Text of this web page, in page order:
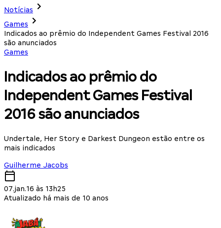
Notícias
Games
Indicados ao prêmio do Independent Games Festival 2016
são anunciados
Games
Indicados ao prêmio do
Independent Games Festival
2016 são anunciados
Undertale, Her Story e Darkest Dungeon estão entre os
mais indicados
Guilherme Jacobs
07.jan.16 às 13h25
Atualizado há mais de 10 anos